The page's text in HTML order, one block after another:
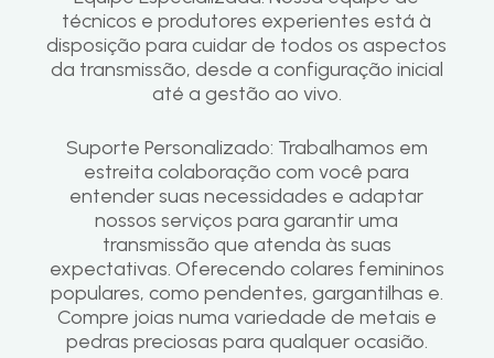
técnicos e produtores experientes está à
disposição para cuidar de todos os aspectos
da transmissão, desde a configuração inicial
até a gestão ao vivo.
Suporte Personalizado: Trabalhamos em
estreita colaboração com você para
entender suas necessidades e adaptar
nossos serviços para garantir uma
transmissão que atenda às suas
expectativas. Oferecendo colares femininos
populares, como pendentes, gargantilhas e.
Compre joias numa variedade de metais e
pedras preciosas para qualquer ocasião.